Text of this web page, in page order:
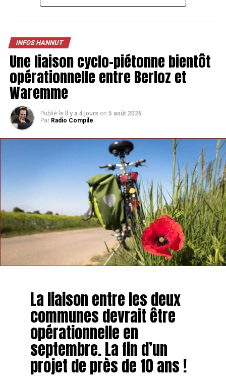
INFOS HANNUT
Une liaison cyclo-piétonne bientôt
opérationnelle entre Berloz et
Waremme
Publié le Il y a 4 jours on 5 août 2026
Par Radio Compile
La liaison entre les deux
communes devrait être
opérationnelle en
septembre. La fin d’un
projet de près de 10 ans !